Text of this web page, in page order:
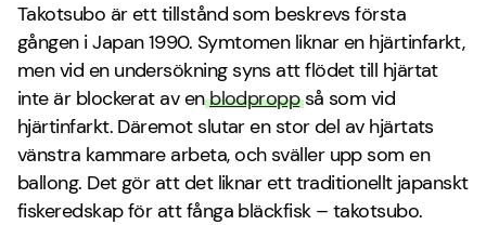
Takotsubo är ett tillstånd som beskrevs första
gången i Japan 1990. Symtomen liknar en hjärtinfarkt,
men vid en undersökning syns att flödet till hjärtat
inte är blockerat av enblodproppså som vid
hjärtinfarkt. Däremot slutar en stor del av hjärtats
vänstra kammare arbeta, och sväller upp som en
ballong. Det gör att det liknar ett traditionellt japanskt
fiskeredskap för att fånga bläckfisk – takotsubo.